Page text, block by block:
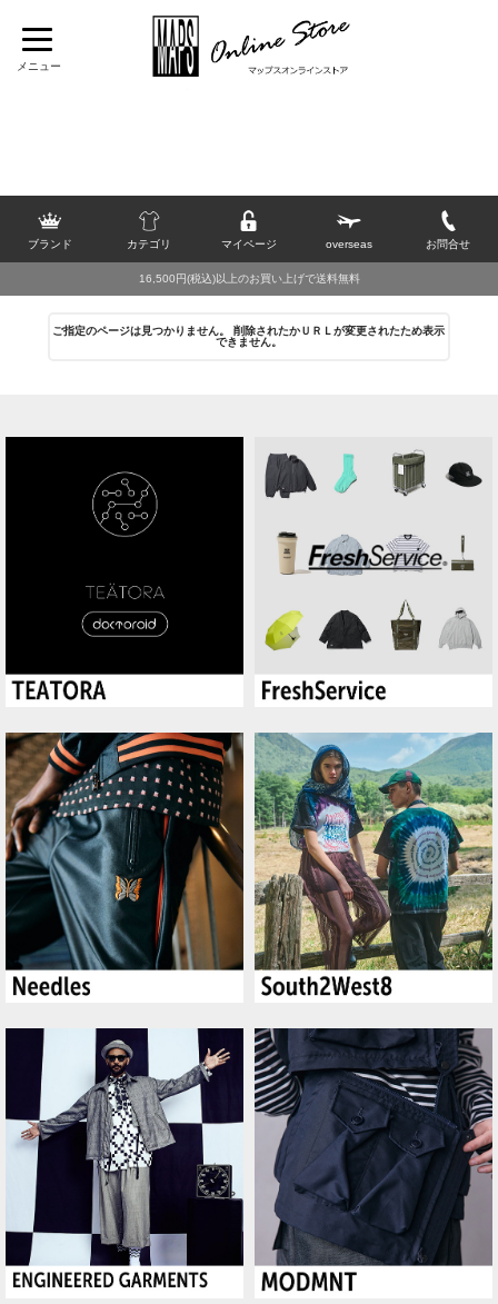
[P] >
アウター ジャケット・ブルゾン
ブランド カテゴリ マイページ overseas お問合せ
16,500円(税込)以上のお買い上げで送料無料
ご指定のページは見つかりません。 削除されたかＵＲＬが変更されたため表示
できません。